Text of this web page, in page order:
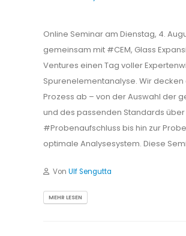
Online Seminar am Dienstag, 4.
gemeinsam mit #CEM, Glass
Ventures einen Tag voller
Spurenelementanalyse. Wir
Prozess ab – von der Auswahl der
und des passenden Standards
#Probenaufschluss bis hin zur
optimale Analysesystem. Diese
Von Ulf Sengutta
MEHR LESEN